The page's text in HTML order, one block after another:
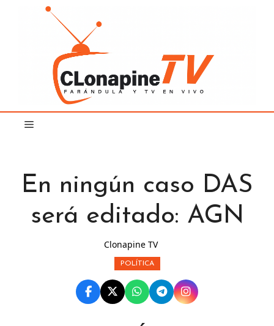
En ningún caso DAS
será editado: AGN
Clonapine TV
POLÍTICA